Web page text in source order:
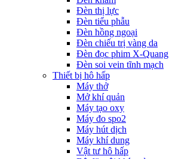
Đèn thị lực
Đèn tiểu phẫu
Đèn hồng ngoại
Đèn chiếu trị vàng da
Đèn đọc phim X-Quang
Đèn soi vein tĩnh mạch
Thiết bị hô hấp
Máy thở
Mở khí quản
Máy tạo oxy
Máy đo spo2
Máy hút dịch
Máy khí dung
Vật tư hô hấp